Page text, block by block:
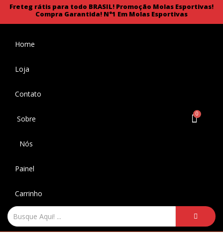
Freteg rátis para todo BRASIL! Promoção Molas Esportivas!
Compra Garantida! N°1 Em Molas Esportivas
Home
Loja
Contato
Sobre
Nós
Painel
Carrinho